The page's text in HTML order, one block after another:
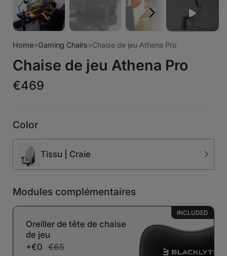
Home>Gaming Chairs>Chaise de jeu Athena Pro
Chaise de jeu Athena Pro
€469
Color
Tissu | Craie
Modules complémentaires
Oreiller de tête de chaise
de jeu
+€0 €65
INCLUDED